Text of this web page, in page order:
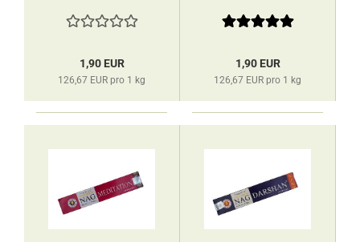
1,90 EUR
126,67 EUR pro 1 kg
1,90 EUR
126,67 EUR pro 1 kg